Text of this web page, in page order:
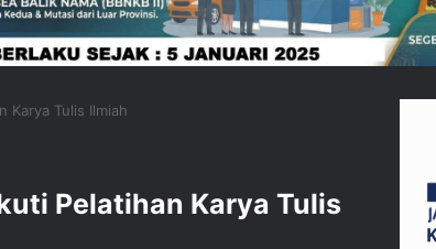
Karya Tulis Ilmiah
Pelatihan Karya Tulis